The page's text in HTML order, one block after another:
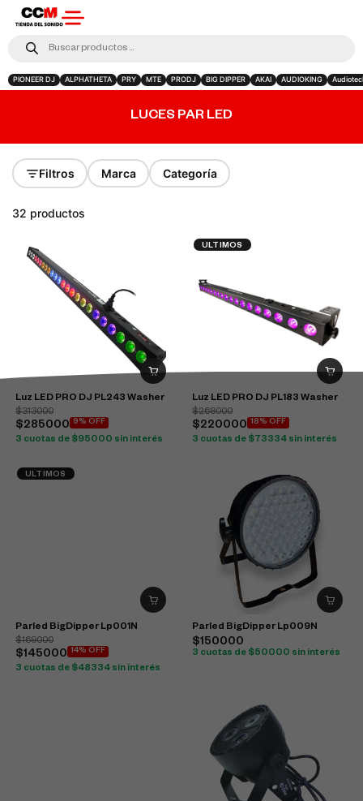
PIONEER DJ ALPHATHETA PRY MTE PRODJ BIG DIPPER AKAI AUDIOKING
LUCES PAR LED
Filtros Marca Categoría
32 productos
Luz LED PRO DJ PL243 Washer
$313000
$285000 9% OFF
3 cuotas de $95000 sin interés
ULTIMOS
Luz LED PRO DJ PL183 Washer
$268000
$220000 18% OFF
3 cuotas de $73334 sin interés
ULTIMOS
Parled BigDipper Lp001N
$169000
$145000 14% OFF
3 cuotas de $48334 sin interés
Parled BigDipper Lp009N
$150000
3 cuotas de $50000 sin interés